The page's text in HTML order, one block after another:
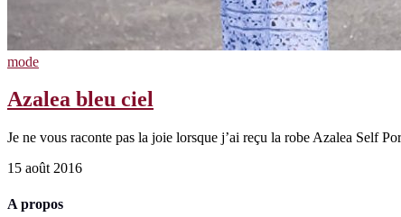
mode
Azalea bleu ciel
Je ne vous raconte pas la joie lorsque j’ai reçu la robe Azalea Self
15 août 2016
A propos